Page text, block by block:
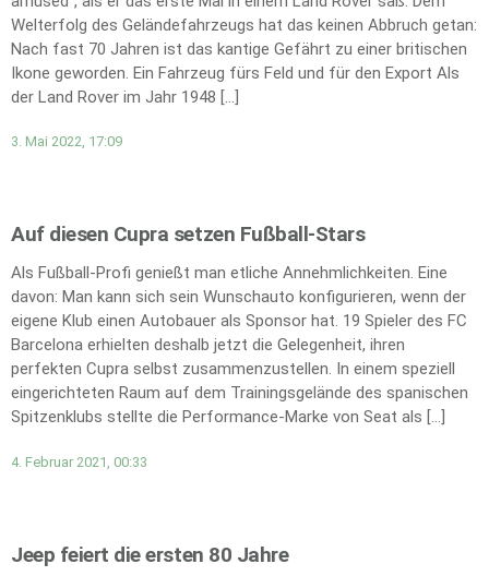
Welterfolg des Geländefahrzeugs hat das keinen Abbruch getan:
Nach fast 70 Jahren ist das kantige Gefährt zu einer britischen
Ikone geworden. Ein Fahrzeug fürs Feld und für den Export Als
der Land Rover im Jahr 1948 […]
3. Mai 2022, 17:09
Auf diesen Cupra setzen Fußball-Stars
Als Fußball-Profi genießt man etliche Annehmlichkeiten. Eine
davon: Man kann sich sein Wunschauto konfigurieren, wenn der
eigene Klub einen Autobauer als Sponsor hat. 19 Spieler des FC
Barcelona erhielten deshalb jetzt die Gelegenheit, ihren
perfekten Cupra selbst zusammenzustellen. In einem speziell
eingerichteten Raum auf dem Trainingsgelände des spanischen
Spitzenklubs stellte die Performance-Marke von Seat als […]
4. Februar 2021, 00:33
Jeep feiert die ersten 80 Jahre